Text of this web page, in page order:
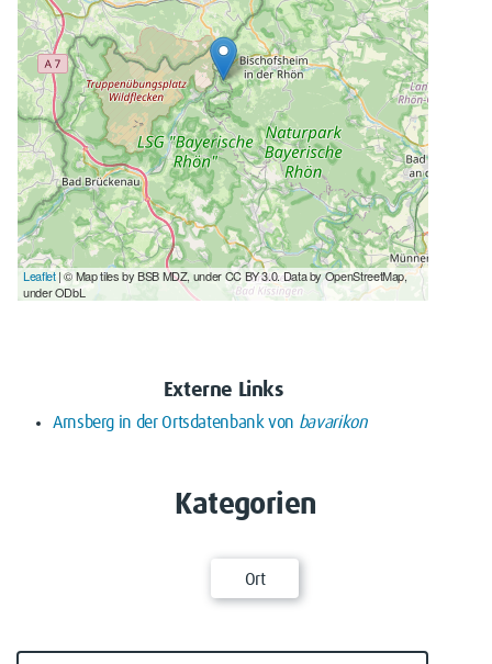
Leaflet| © Map tiles by BSB MDZ, under CC BY 3.0. Data by OpenStreetMap,
under ODbL
Externe Links
Arnsberg in der Ortsdatenbank von bavarikon
Kategorien
Ort